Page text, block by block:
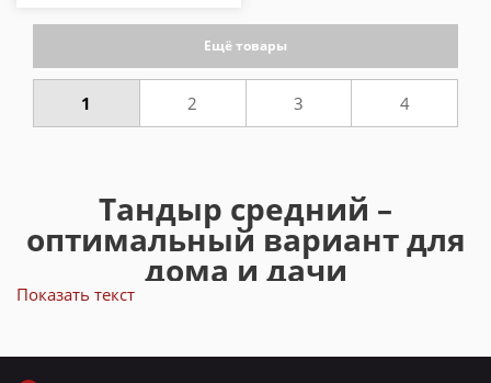
Ещё товары
1 2 3 4
Тандыр средний –
оптимальный вариант для
дома и дачи
для приготовления по нескольким рецептам. Так за
Показать текст